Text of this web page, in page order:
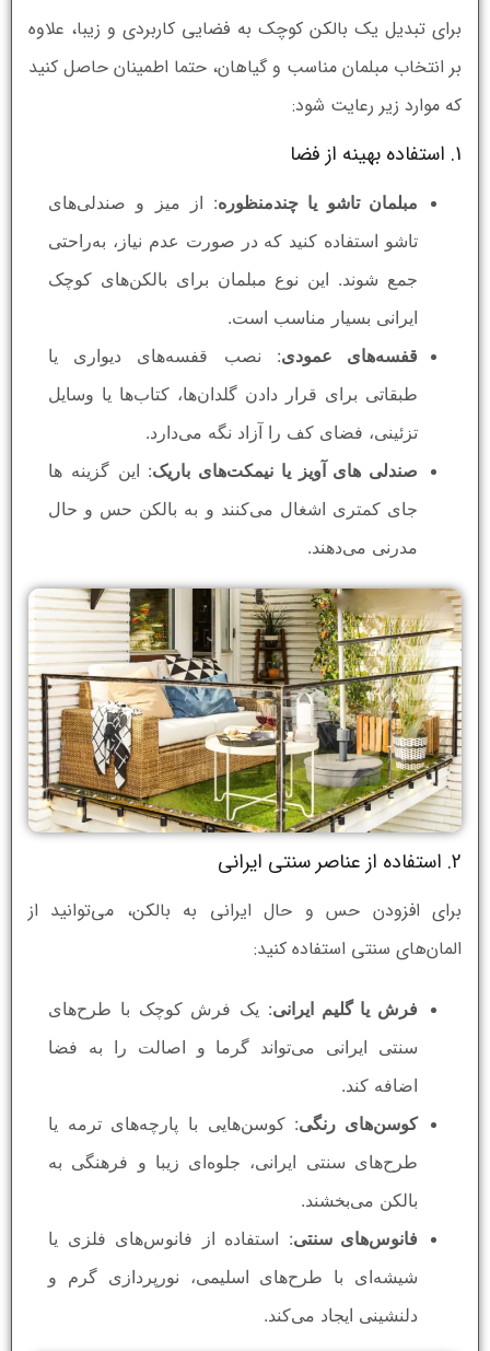
برای تبدیل یک بالکن کوچک به فضایی کاربردی و زیبا، علاوه
بر انتخاب مبلمان مناسب و گیاهان، حتما اطمینان حاصل کنید
که موارد زیر رعایت شود:
1. استفاده بهینه از فضا
مبلمان تاشو یا چندمنظوره: از میز و صندلی‌های
تاشو استفاده کنید که در صورت عدم نیاز، به‌راحتی
جمع شوند. این نوع مبلمان برای بالکن‌های کوچک
ایرانی بسیار مناسب است.
قفسه‌های عمودی: نصب قفسه‌های دیواری یا
طبقاتی برای قرار دادن گلدان‌ها، کتاب‌ها یا وسایل
تزئینی، فضای کف را آزاد نگه می‌دارد.
صندلی‌ های آویز یا نیمکت‌های باریک: این گزینه‌ ها
جای کمتری اشغال می‌کنند و به بالکن حس و حال
مدرنی می‌دهند.
2. استفاده از عناصر سنتی ایرانی
برای افزودن حس و حال ایرانی به بالکن، می‌توانید از
المان‌های سنتی استفاده کنید:
فرش یا گلیم ایرانی: یک فرش کوچک با طرح‌های
سنتی ایرانی می‌تواند گرما و اصالت را به فضا
اضافه کند.
کوسن‌های رنگی: کوسن‌هایی با پارچه‌های ترمه یا
طرح‌های سنتی ایرانی، جلوه‌ای زیبا و فرهنگی به
بالکن می‌بخشند.
فانوس‌های سنتی: استفاده از فانوس‌های فلزی یا
شیشه‌ای با طرح‌های اسلیمی، نورپردازی گرم و
دلنشینی ایجاد می‌کند.